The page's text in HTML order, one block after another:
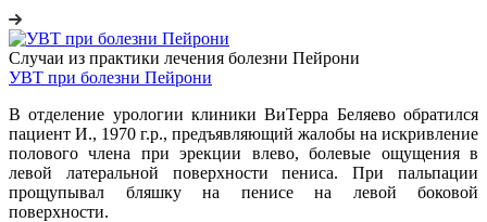
Случаи из практики лечения болезни Пейрони
УВТ при болезни Пейрони
В отделение урологии клиники ВиТерра Беляево обратился
пациент И., 1970 г.р., предъявляющий жалобы на искривление
полового члена при эрекции влево, болевые ощущения в
левой латеральной поверхности пениса. При пальпации
прощупывал бляшку на пенисе на левой боковой
поверхности.